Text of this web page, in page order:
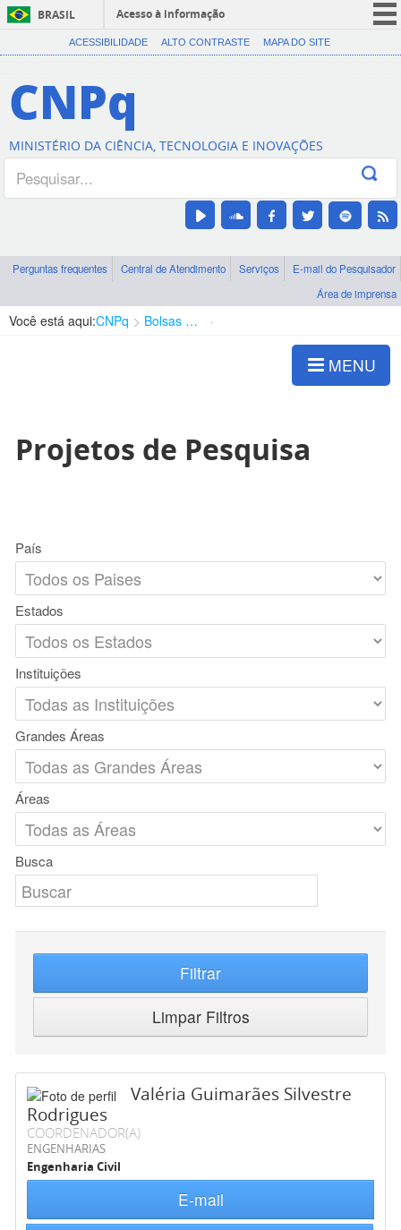
BRASIL
Acesso à informação
CORONAVÍRUS (COVID-19)
Canais
ACESSIBILIDADE ALTO CONTRASTE MAPA DO SITE
CNPq
MINISTÉRIO DA CIÊNCIA, TECNOLOGIA E INOVAÇÕES
Perguntas frequentes Central de Atendimento Serviços
E-mail do Pesquisador
Área de imprensa
Você está aqui:CNPq Bolsas e Auxílios Vigentes
MENU
Projetos de Pesquisa
País
Estados
Instituições
Grandes Áreas
Áreas
Busca
Filtrar
Limpar Filtros
Valéria Guimarães Silvestre
Rodrigues
COORDENADOR(A)
ENGENHARIAS
Engenharia Civil
E-mail